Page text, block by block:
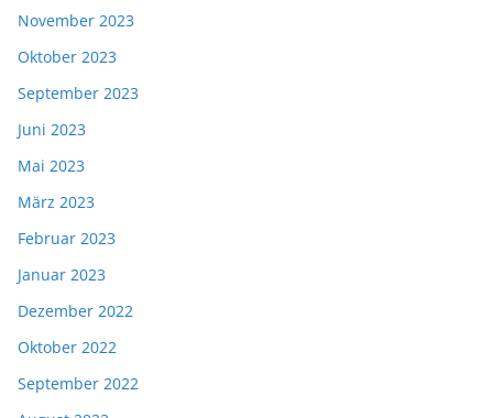
November 2023
Oktober 2023
September 2023
Juni 2023
Mai 2023
März 2023
Februar 2023
Januar 2023
Dezember 2022
Oktober 2022
September 2022